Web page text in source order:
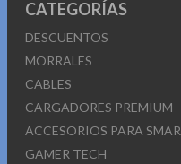
CATEGORÍAS
DESCUENTOS
MORRALES
CABLES
CARGADORES PREMIUM
ACCESORIOS PARA
GAMER TECH